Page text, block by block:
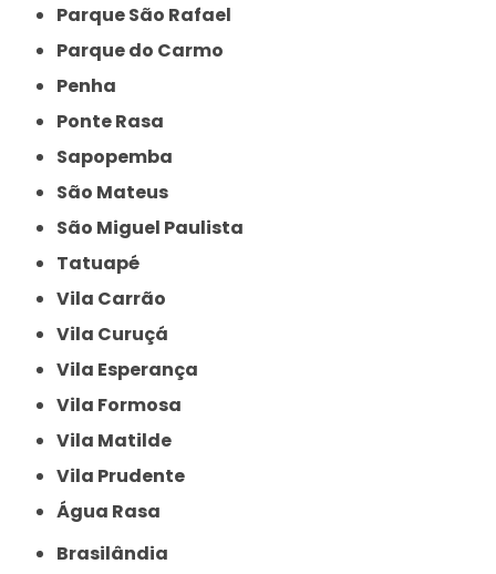
Parque São Rafael
Parque do Carmo
Penha
Ponte Rasa
Sapopemba
São Mateus
São Miguel Paulista
Tatuapé
Vila Carrão
Vila Curuçá
Vila Esperança
Vila Formosa
Vila Matilde
Vila Prudente
Água Rasa
Brasilândia